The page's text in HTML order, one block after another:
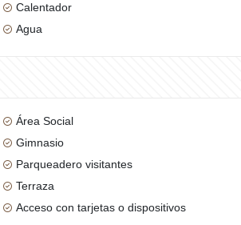
Calentador
Agua
Área Social
Gimnasio
Parqueadero visitantes
Terraza
Acceso con tarjetas o dispositivos